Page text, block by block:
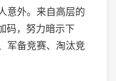
意外。来自高层的
码，努力暗示下
军备竞赛、淘汰竞